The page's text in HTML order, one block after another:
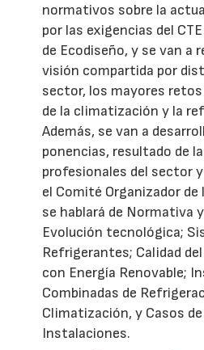
normativos sobre la
por las exigencias del
de Ecodiseño, y se van a
visión compartida por
sector, los mayores
de la climatización y la
Además, se van a
ponencias, resultado de
profesionales del sector
el Comité Organizador de
se hablará de Normativa
Evolución tecnológica;
Refrigerantes; Calidad
con Energía Renovable;
Combinadas de
Climatización, y Casos
Instalaciones.